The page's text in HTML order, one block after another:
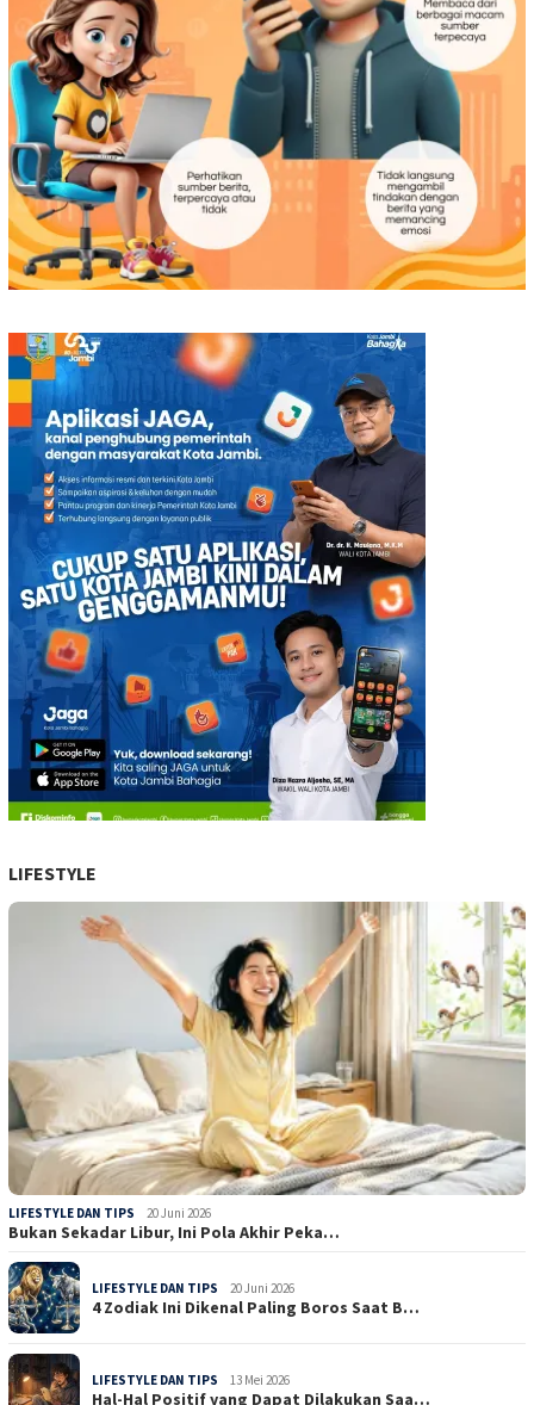
LIFESTYLE
LIFESTYLE DAN TIPS 20 Juni 2026
Bukan Sekadar Libur, Ini Pola Akhir Peka…
LIFESTYLE DAN TIPS 20 Juni 2026
4 Zodiak Ini Dikenal Paling Boros Saat B…
LIFESTYLE DAN TIPS 13 Mei 2026
Hal-Hal Positif yang Dapat Dilakukan Saa…